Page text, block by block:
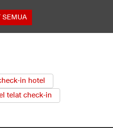
SEMUA
in hotel
telat check-in